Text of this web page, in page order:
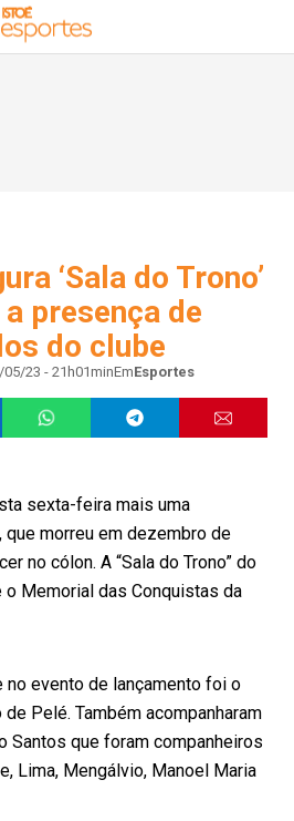
‘Sala do Trono’
presença de
do clube
05/23 - 21h01minEmEsportes
sexta-feira mais uma
que morreu em dezembro de
no cólon. A “Sala do Trono” do
Memorial das Conquistas da
evento de lançamento foi o
Pelé. Também acompanharam
Santos que foram companheiros
Lima, Mengálvio, Manoel Maria